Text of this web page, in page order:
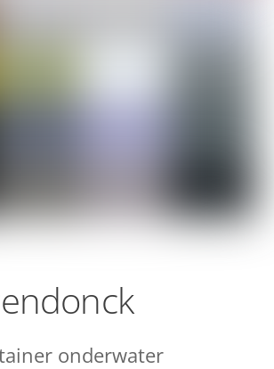
onderwater